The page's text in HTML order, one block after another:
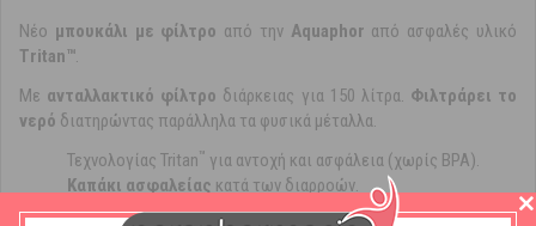
Νέο μπουκάλι με φίλτρο από την Aquaphor από ασφαλές υλικό
Tritan™.
Με ανταλλακτικό φίλτρο διάρκειας για 150 λίτρα. Φιλτράρει το
νερό διατηρώντας παράλληλα τα φυσικά μέταλλα.
Τεχνολογίας Tritan™ για αντοχή και ασφάλεια (χωρίς BPA).
Καπάκι ασφαλείας κατά των διαρροών.
Βελούδινηαντιολισθητική επιφάνεια.